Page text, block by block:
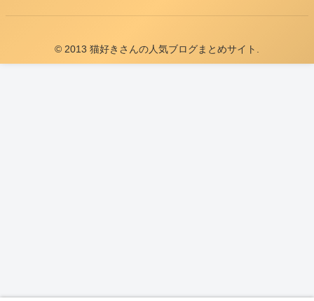
© 2013 猫好きさんの人気ブログまとめサイト.